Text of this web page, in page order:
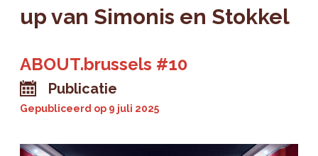
up van Simonis en Stokkel
ABOUT.brussels #10
Publicatie
Gepubliceerd op 9 juli 2025